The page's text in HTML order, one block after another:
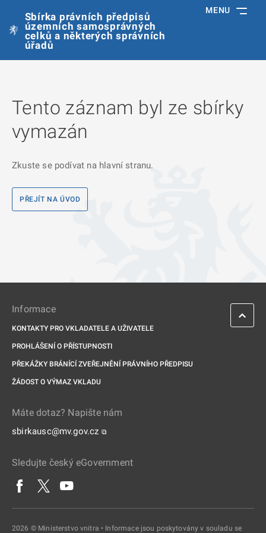
Sbírka právních předpisů
územních samosprávných
celků a některých správních
úřadů
MENU
Tento záznam byl ze sbírky
vymazán
Zkuste se podívat na hlavní stranu.
PŘEJÍT NA ÚVOD
Informace
KONTAKTY PRO VKLADATELE A UŽIVATELE
PROHLÁŠENÍ O PŘÍSTUPNOSTI
PŘEKÁŽKY BRÁNÍCÍ ZVEŘEJNĚNÍ PRÁVNÍHO PŘEDPISU
ŽÁDOST O VÝMAZ VKLADU
Máte dotaz? Napište nám
sbirkausc@mv.gov.cz ⧉
Sledujte český eGovernment
2026 © Ministerstvo vnitra • Informace jsou poskytovány v souladu se